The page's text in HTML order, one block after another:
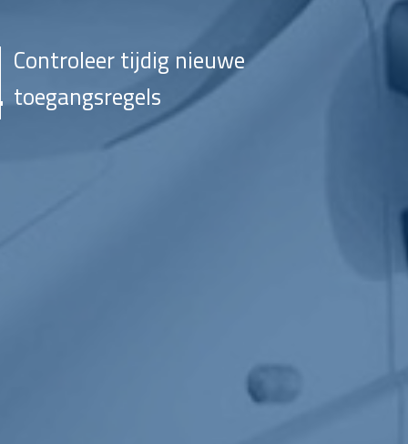
Controleer tijdig nieuwe
toegangsregels